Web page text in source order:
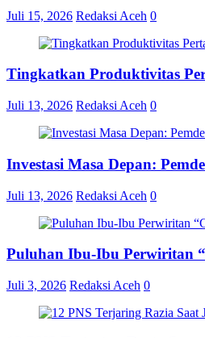
Juli 15, 2026 Redaksi Aceh 0
Tingkatkan Produktivitas
Juli 13, 2026 Redaksi Aceh 0
Investasi Masa Depan:
Juli 13, 2026 Redaksi Aceh 0
Puluhan Ibu-Ibu Perwiritan
Juli 3, 2026 Redaksi Aceh 0